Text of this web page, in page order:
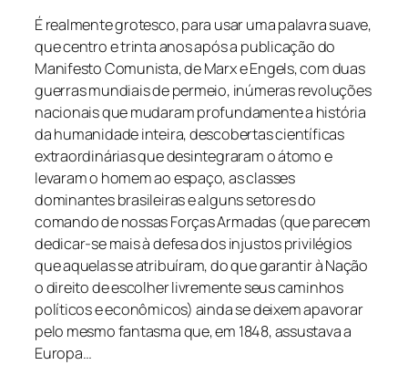
É realmente grotesco, para usar uma palavra suave,
que centro e trinta anos após a publicação do
Manifesto Comunista, de Marx e Engels, com duas
guerras mundiais de permeio, inúmeras revoluções
nacionais que mudaram profundamente a história
da humanidade inteira, descobertas científicas
extraordinárias que desintegraram o átomo e
levaram o homem ao espaço, as classes
dominantes brasileiras e alguns setores do
comando de nossas Forças Armadas (que parecem
dedicar-se mais à defesa dos injustos privilégios
que aquelas se atribuíram, do que garantir à Nação
o direito de escolher livremente seus caminhos
políticos e econômicos) ainda se deixem apavorar
pelo mesmo fantasma que, em 1848, assustava a
Europa…